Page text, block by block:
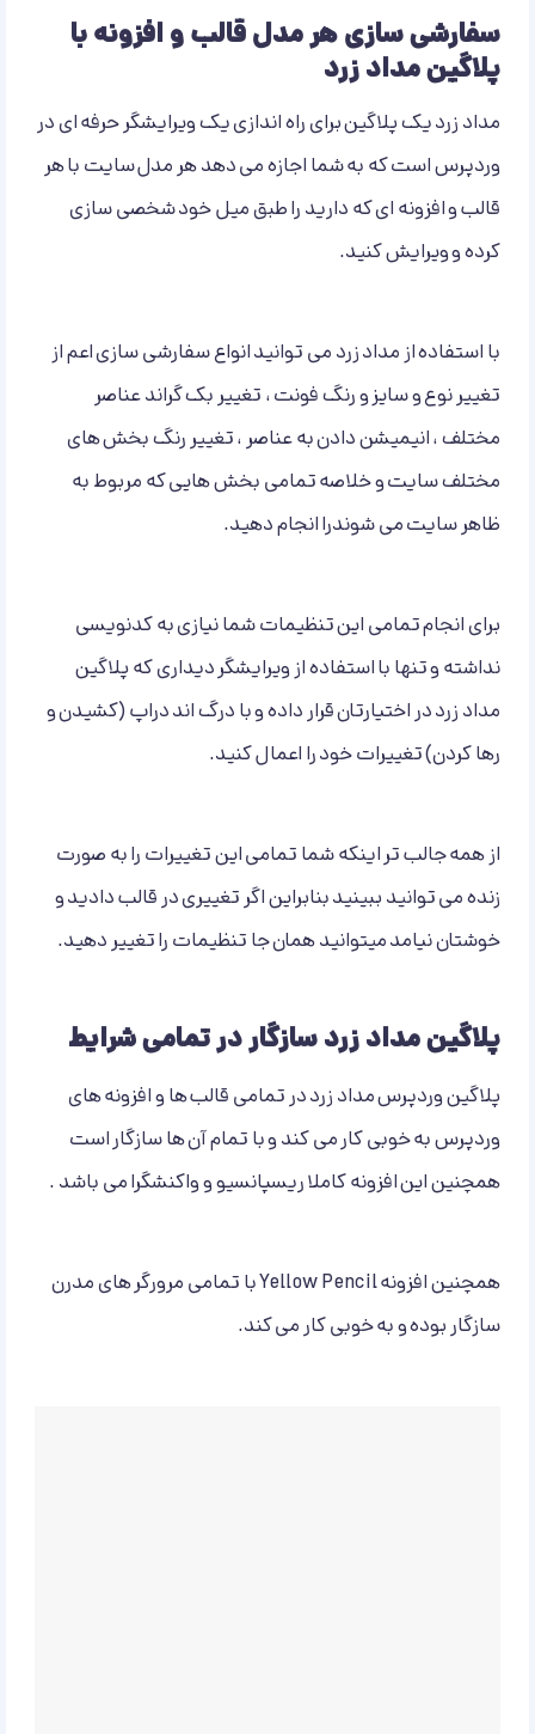
سفارشی سازی هر مدل قالب و افزونه با
پلاگین مداد زرد
مداد زرد یک پلاگین برای راه اندازی یک ویرایشگر حرفه ای در
وردپرس است که به شما اجازه می دهد هر مدل سایت با هر
قالب و افزونه ای که دارید را طبق میل خود شخصی سازی
کرده و ویرایش کنید.
با استفاده از مداد زرد می توانید انواع سفارشی سازی اعم از
تغییر نوع و سایز و رنگ فونت ، تغییر بک گراند عناصر
مختلف ، انیمیشن دادن به عناصر ، تغییر رنگ بخش های
مختلف سایت و خلاصه تمامی بخش هایی که مربوط به
ظاهر سایت می شوندرا انجام دهید.
برای انجام تمامی این تنظیمات شما نیازی به کدنویسی
نداشته و تنها با استفاده از ویرایشگر دیداری که پلاگین
مداد زرد در اختیارتان قرار داده و با درگ اند دراپ (کشیدن و
رها کردن) تغییرات خود را اعمال کنید.
از همه جالب تر اینکه شما تمامی این تغییرات را به صورت
زنده می توانید ببینید بنابراین اگر تغییری در قالب دادید و
خوشتان نیامد میتوانید همان جا تنظیمات را تغییر دهید.
پلاگین مداد زرد سازگار در تمامی شرایط
پلاگین وردپرس مداد زرد در تمامی قالب ها و افزونه های
وردپرس به خوبی کار می کند و با تمام آن ها سازگار است
همچنین این افزونه کاملا ریسپانسیو و واکنشگرا می باشد .
همچنین افزونه Yellow Pencil با تمامی مرورگر های مدرن
سازگار بوده و به خوبی کار می کند.